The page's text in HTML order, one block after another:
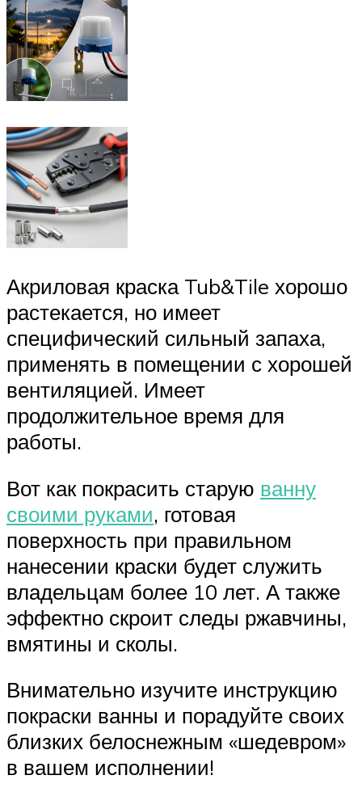
Акриловая краска Tub&Tile хорошо
растекается, но имеет
специфический сильный запаха,
применять в помещении с хорошей
вентиляцией. Имеет
продолжительное время для
работы.
Вот как покрасить старую ванну
своими руками, готовая
поверхность при правильном
нанесении краски будет служить
владельцам более 10 лет. А также
эффектно скроит следы ржавчины,
вмятины и сколы.
Внимательно изучите инструкцию
покраски ванны и порадуйте своих
близких белоснежным «шедевром»
в вашем исполнении!